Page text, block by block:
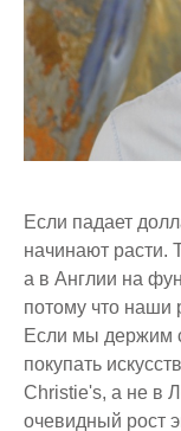
Если падает
начинают расти.
а в Англии на
потому что наши
Если мы держим
покупать
Christie's, а не в
очевидный рост